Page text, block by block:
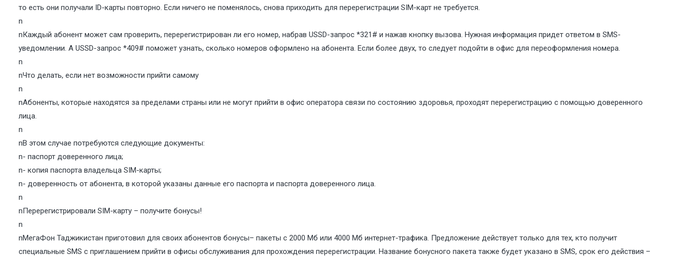
то есть они получали ID-карты повторно. Если ничего не поменялось, снова приходить для перерегистрации SIM-карт не требуется.
n
nКаждый абонент может сам проверить, перерегистрирован ли его номер, набрав USSD-запрос *321# и нажав кнопку вызова. Нужная информация придет ответом в SMS-
уведомлении. А USSD-запрос *409# поможет узнать, сколько номеров оформлено на абонента. Если более двух, то следует подойти в офис для переоформления номера.
n
nЧто делать, если нет возможности прийти самому
n
nАбоненты, которые находятся за пределами страны или не могут прийти в офис оператора связи по состоянию здоровья, проходят перерегистрацию с помощью доверенного
лица.
n
nВ этом случае потребуются следующие документы:
n- паспорт доверенного лица;
n- копия паспорта владельца SIM-карты;
n- доверенность от абонента, в которой указаны данные его паспорта и паспорта доверенного лица.
n
nПеререгистрировали SIM-карту – получите бонусы!
n
nМегаФон Таджикистан приготовил для своих абонентов бонусы– пакеты с 2000 Мб или 4000 Мб интернет-трафика. Предложение действует только для тех, кто получит
специальные SMS с приглашением прийти в офисы обслуживания для прохождения перерегистрации. Название бонусного пакета также будет указано в SMS, срок его действия –